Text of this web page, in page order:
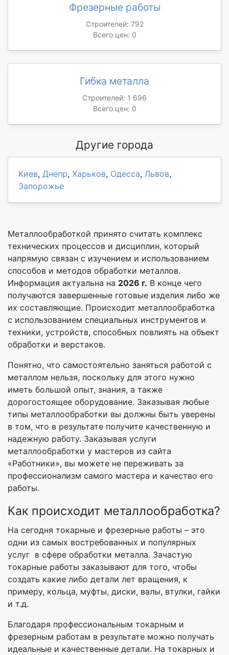
Фрезерные работы
Строителей: 792
Всего цен: 0
Гибка металла
Строителей: 1 696
Всего цен: 0
Другие города
Киев, Днепр, Харьков, Одесса, Львов,
Запорожье
Металлообработкой принято считать комплекс
технических процессов и дисциплин, который
напрямую связан с изучением и использованием
способов и методов обработки металлов.
Информация актуальна на 2026 г. В конце чего
получаются завершенные готовые изделия либо же
их составляющие. Происходит металлообработка
с использованием специальных инструментов и
техники, устройств, способных повлиять на объект
обработки и верстаков.
Понятно, что самостоятельно заняться работой с
металлом нельзя, поскольку для этого нужно
иметь большой опыт, знания, а также
дорогостоящее оборудование. Заказывая любые
типы металлообработки вы должны быть уверены
в том, что в результате получите качественную и
надежную работу. Заказывая услуги
металлообработки у мастеров из сайта
«Работники», вы можете не переживать за
профессионализм самого мастера и качество его
работы.
Как происходит металлообработка?
На сегодня токарные и фрезерные работы – это
одни из самых востребованных и популярных
услуг в сфере обработки металла. Зачастую
токарные работы заказывают для того, чтобы
создать какие либо детали лет вращения, к
примеру, кольца, муфты, диски, валы, втулки, гайки
и т.д.
Благодаря профессиональным токарным и
фрезерным работам в результате можно получать
идеальные и качественные детали. На токарных и